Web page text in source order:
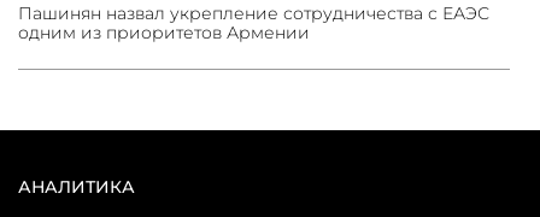
Пашинян назвал укрепление сотрудничества с ЕАЭС
одним из приоритетов Армении
АНАЛИТИКА